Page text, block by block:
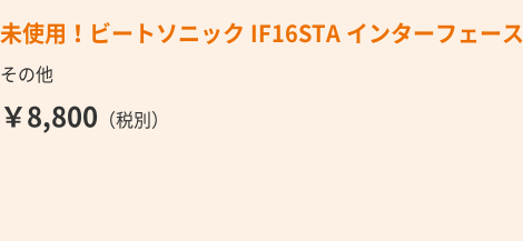
未使用！ビートソニック IF16STA インターフェー
その他
￥8,800 （税別）